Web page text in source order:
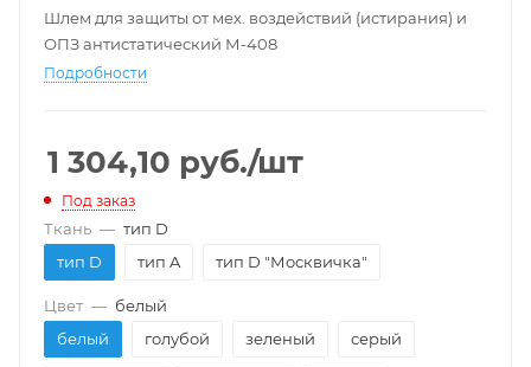
Шлем для защиты от мех. воздействий (истирания) и
ОПЗ антистатический М-408
Подробности
1 304,10 руб./шт
Под заказ
Ткань — тип D
тип D
тип A тип D "Москвичка"
Цвет — белый
белый
голубой зеленый серый